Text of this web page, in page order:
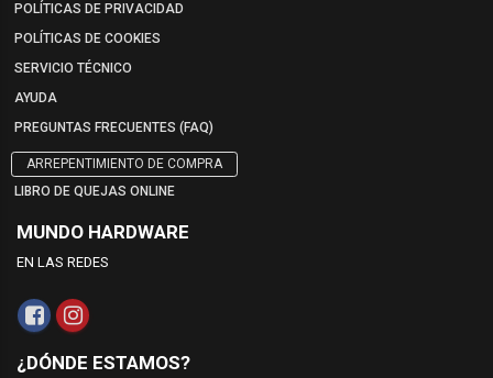
POLÍTICAS DE PRIVACIDAD
POLÍTICAS DE COOKIES
SERVICIO TÉCNICO
AYUDA
PREGUNTAS FRECUENTES (FAQ)
ARREPENTIMIENTO DE COMPRA
LIBRO DE QUEJAS ONLINE
MUNDO HARDWARE
EN LAS REDES
¿DÓNDE ESTAMOS?